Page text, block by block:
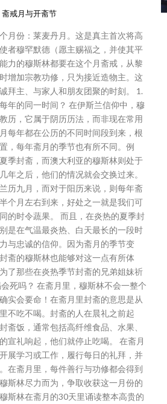
斋戒月与开斋节
月份：莱麦丹月。这是真主首次将高
者穆罕默德（愿主赐福之，并使其平
力的穆斯林都要在这个月斋戒，从黎
增加宗教功修，只为接近造物主。这
拜主、与家人和朋友团聚的时刻。 1.
年的同一时间？ 在伊斯兰信仰中，穆
历，它属于阴历历法，而非现在常用
每年都在公历的不同时间段到来，根
，每年斋月的季节也有所不同。例
季封斋，而澳大利亚的穆斯林则处于
年之后，他们的情况就会交换过来。
历九月，而对于阳历来说，则每年斋
个月左右到来，好处之一就是我们可
的时令蔬果。 而且，在炎热的夏季封
是在气温最炎热、白天最长的一段时
与忠诚的信仰。因为斋月的季节变
斋的穆斯林也能够对这一点有所体
了那些在炎热季节封斋的兄弟姐妹祈
死吗？ 在斋月里，穆斯林不会一整个
实会要命！在斋月里封斋的意思是从
不吃不喝。封斋的人在晨礼之前起
斋饭，通常包括高纤维食品、水果、
宣礼响起，他们就停止吃喝。 在斋月
展学习或工作，履行每日的礼拜，并
在斋月里，每件善行与功修都会得到
斯林尽力而为，争取收获这一月份的
斯林在斋月的30天里诵读整本高贵的